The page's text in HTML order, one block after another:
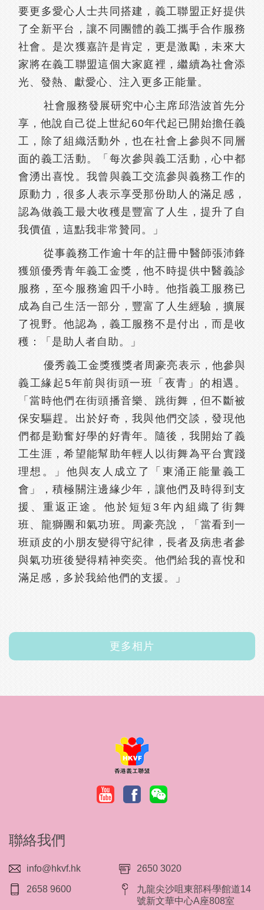
要更多愛心人士共同搭建，義工聯盟正好提供
了全新平台，讓不同團體的義工攜手合作服務
社會。是次獲嘉許是肯定，更是激勵，未來大
家將在義工聯盟這個大家庭裡，繼續為社會添
光、發熱、獻愛心、注入更多正能量。
社會服務發展研究中心主席邱浩波首先分
享，他說自己從上世紀60年代起已開始擔任義
工，除了組織活動外，也在社會上參與不同層
面的義工活動。「每次參與義工活動，心中都
會湧出喜悅。我曾與義工交流參與義務工作的
原動力，很多人表示享受那份助人的滿足感，
認為做義工最大收穫是豐富了人生，提升了自
我價值，這點我非常贊同。」
從事義務工作逾十年的註冊中醫師張沛鋒
獲頒優秀青年義工金獎，他不時提供中醫義診
服務，至今服務逾四千小時。他指義工服務已
成為自己生活一部分，豐富了人生經驗，擴展
了視野。他認為，義工服務不是付出，而是收
穫：「是助人者自助。」
優秀義工金獎獲獎者周豪亮表示，他參與
義工緣起5年前與街頭一班「夜青」的相遇。
「當時他們在街頭播音樂、跳街舞，但不斷被
保安驅趕。出於好奇，我與他們交談，發現他
們都是勤奮好學的好青年。隨後，我開始了義
工生涯，希望能幫助年輕人以街舞為平台實踐
理想。」他與友人成立了「東涌正能量義工
會」，積極關注邊緣少年，讓他們及時得到支
援、重返正途。他於短短3年內組織了街舞
班、龍獅團和氣功班。周豪亮說，「當看到一
班頑皮的小朋友變得守紀律，長者及病患者參
與氣功班後變得精神奕奕。他們給我的喜悅和
滿足感，多於我給他們的支援。」
更多相片
聯絡我們
info@hkvf.hk
2658 9600
2650 3020
九龍尖沙咀東部科學館道14
號新文華中心A座808室